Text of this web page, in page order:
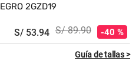
2GZD19
S/ 53.94 S/ 89.90 40 %